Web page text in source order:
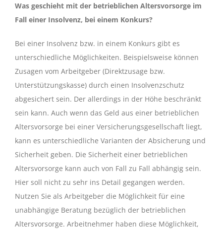
Was geschieht mit der betrieblichen Altersvorsorge im
Fall einer Insolvenz, bei einem Konkurs?
Bei einer Insolvenz bzw. in einem Konkurs gibt es
unterschiedliche Möglichkeiten. Beispielsweise können
Zusagen vom Arbeitgeber (Direktzusage bzw.
Unterstützungskasse) durch einen Insolvenzschutz
abgesichert sein. Der allerdings in der Höhe beschränkt
sein kann. Auch wenn das Geld aus einer betrieblichen
Altersvorsorge bei einer Versicherungsgesellschaft liegt,
kann es unterschiedliche Varianten der Absicherung und
Sicherheit geben. Die Sicherheit einer betrieblichen
Altersvorsorge kann auch von Fall zu Fall abhängig sein.
Hier soll nicht zu sehr ins Detail gegangen werden.
Nutzen Sie als Arbeitgeber die Möglichkeit für eine
unabhängige Beratung bezüglich der betrieblichen
Altersvorsorge. Arbeitnehmer haben diese Möglichkeit,